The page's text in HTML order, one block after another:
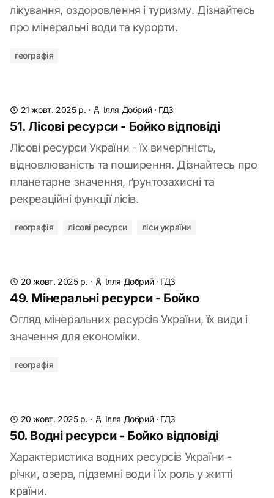
лікування, оздоровлення і туризму. Дізнайтесь
про мінеральні води та курорти.
географія
21 жовт. 2025 р. · Ілля Добрий· ГДЗ
51. Лісові ресурси - Бойко відповіді
Лісові ресурси України - їх вичерпність,
відновлюваність та поширення. Дізнайтесь про
планетарне значення, ґрунтозахисні та
рекреаційні функції лісів.
географія лісові ресурси ліси україни
20 жовт. 2025 р. · Ілля Добрий· ГДЗ
49. Мінеральні ресурси - Бойко
Огляд мінеральних ресурсів України, їх види і
значення для економіки.
географія
20 жовт. 2025 р. · Ілля Добрий· ГДЗ
50. Водні ресурси - Бойко відповіді
Характеристика водних ресурсів України -
річки, озера, підземні води і їх роль у житті
країни.